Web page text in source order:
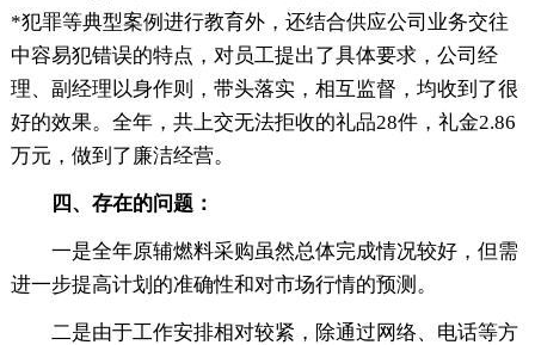
*犯罪等典型案例进行教育外，还结合供应公司业务交往
中容易犯错误的特点，对员工提出了具体要求，公司经
理、副经理以身作则，带头落实，相互监督，均收到了很
好的效果。全年，共上交无法拒收的礼品28件，礼金2.86
万元，做到了廉洁经营。
四、存在的问题：
一是全年原辅燃料采购虽然总体完成情况较好，但需
进一步提高计划的准确性和对市场行情的预测。
二是由于工作安排相对较紧，除通过网络、电话等方